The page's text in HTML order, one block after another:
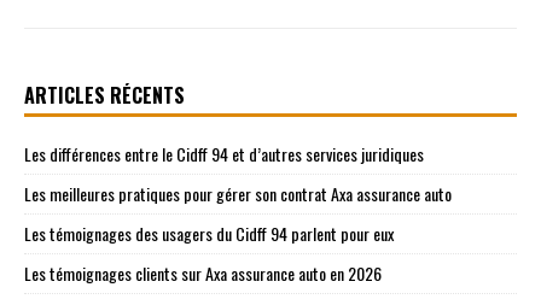
ARTICLES RÉCENTS
Les différences entre le Cidff 94 et d’autres services juridiques
Les meilleures pratiques pour gérer son contrat Axa assurance auto
Les témoignages des usagers du Cidff 94 parlent pour eux
Les témoignages clients sur Axa assurance auto en 2026